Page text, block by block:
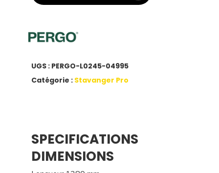
UGS : PERGO-L0245-04995
Catégorie : Stavanger Pro
SPECIFICATIONS
DIMENSIONS